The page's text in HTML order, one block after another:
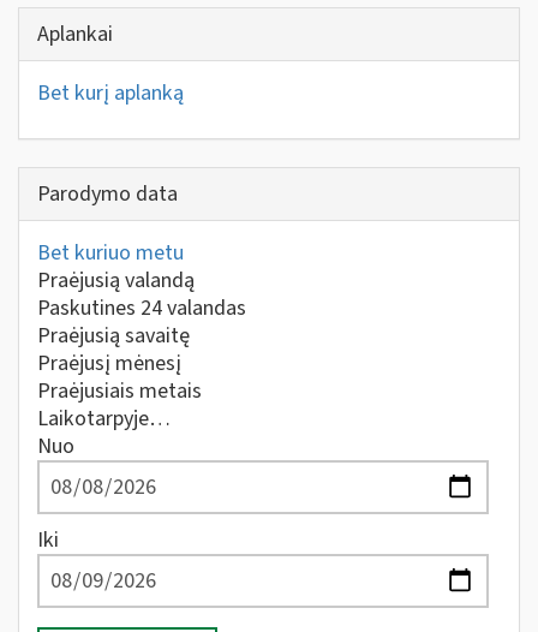
Aplankai
Bet kurį aplanką
Parodymo data
Bet kuriuo metu
Praėjusią valandą
Paskutines 24 valandas
Praėjusią savaitę
Praėjusį mėnesį
Praėjusiais metais
Laikotarpyje…
Nuo
Iki